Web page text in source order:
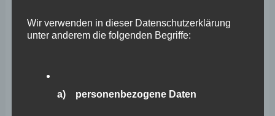
Januar 2026
November 2025
Oktober 2025
Wir verwenden in dieser Datenschutzerklärung
unter anderem die folgenden Begriffe:
a) personenbezogene Daten